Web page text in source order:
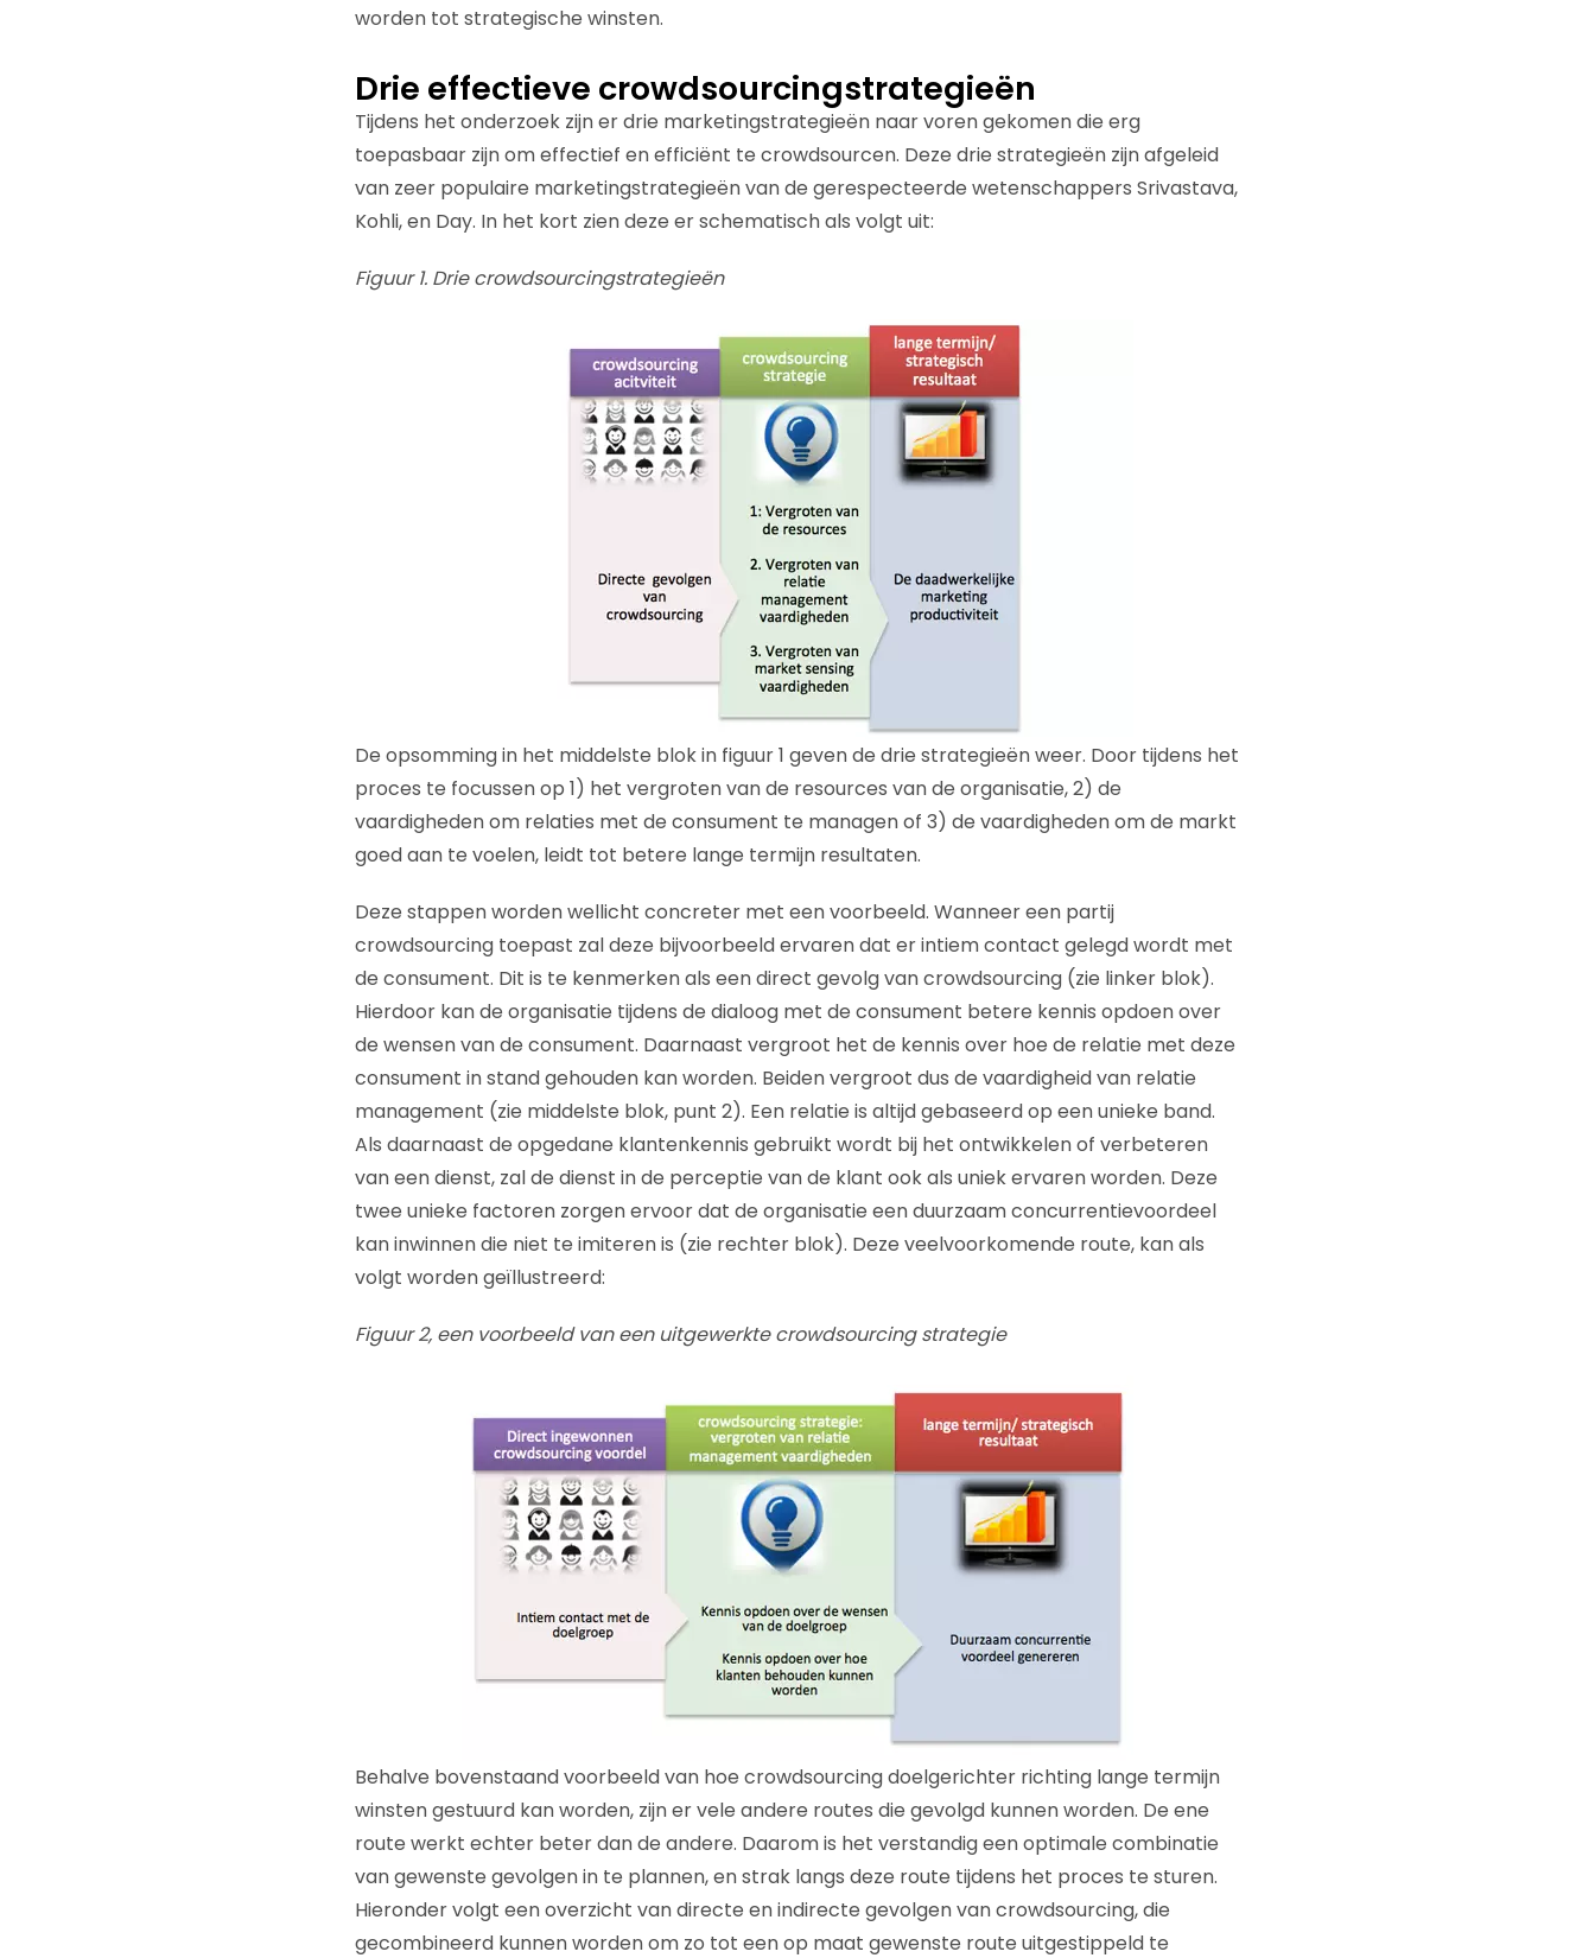
worden tot strategische winsten.
Drie effectieve crowdsourcingstrategieën
Tijdens het onderzoek zijn er drie marketingstrategieën naar voren gekomen die erg
toepasbaar zijn om effectief en efficiënt te crowdsourcen. Deze drie strategieën zijn afgeleid
van zeer populaire marketingstrategieën van de gerespecteerde wetenschappers Srivastava,
Kohli, en Day. In het kort zien deze er schematisch als volgt uit:
Figuur 1. Drie crowdsourcingstrategieën
De opsomming in het middelste blok in figuur 1 geven de drie strategieën weer. Door tijdens het
proces te focussen op 1) het vergroten van de resources van de organisatie, 2) de
vaardigheden om relaties met de consument te managen of 3) de vaardigheden om de markt
goed aan te voelen, leidt tot betere lange termijn resultaten.
Deze stappen worden wellicht concreter met een voorbeeld. Wanneer een partij
crowdsourcing toepast zal deze bijvoorbeeld ervaren dat er intiem contact gelegd wordt met
de consument. Dit is te kenmerken als een direct gevolg van crowdsourcing (zie linker blok).
Hierdoor kan de organisatie tijdens de dialoog met de consument betere kennis opdoen over
de wensen van de consument. Daarnaast vergroot het de kennis over hoe de relatie met deze
consument in stand gehouden kan worden. Beiden vergroot dus de vaardigheid van relatie
management (zie middelste blok, punt 2). Een relatie is altijd gebaseerd op een unieke band.
Als daarnaast de opgedane klantenkennis gebruikt wordt bij het ontwikkelen of verbeteren
van een dienst, zal de dienst in de perceptie van de klant ook als uniek ervaren worden. Deze
twee unieke factoren zorgen ervoor dat de organisatie een duurzaam concurrentievoordeel
kan inwinnen die niet te imiteren is (zie rechter blok). Deze veelvoorkomende route, kan als
volgt worden geïllustreerd:
Figuur 2, een voorbeeld van een uitgewerkte crowdsourcing strategie
Behalve bovenstaand voorbeeld van hoe crowdsourcing doelgerichter richting lange termijn
winsten gestuurd kan worden, zijn er vele andere routes die gevolgd kunnen worden. De ene
route werkt echter beter dan de andere. Daarom is het verstandig een optimale combinatie
van gewenste gevolgen in te plannen, en strak langs deze route tijdens het proces te sturen.
Hieronder volgt een overzicht van directe en indirecte gevolgen van crowdsourcing, die
gecombineerd kunnen worden om zo tot een op maat gewenste route uitgestippeld te